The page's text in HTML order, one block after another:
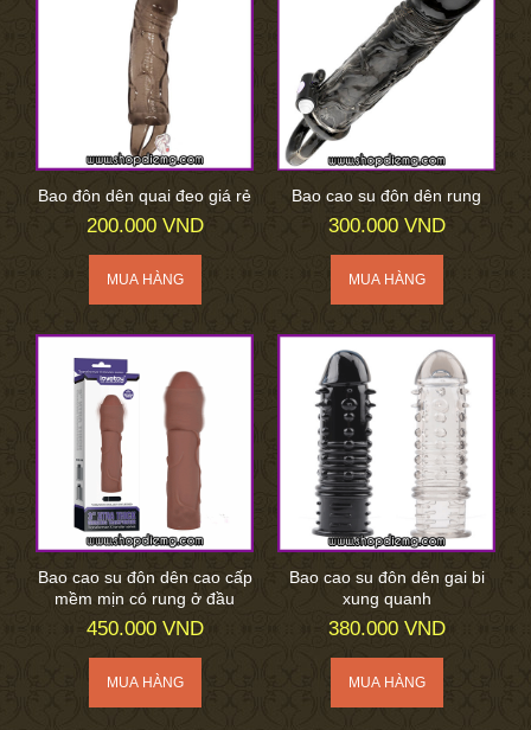
Bao đôn dên quai đeo giá rẻ
200.000 VND
Bao cao su đôn dên rung
300.000 VND
Bao cao su đôn dên cao cấp
mềm mịn có rung ở đầu
450.000 VND
Bao cao su đôn dên gai bi
xung quanh
380.000 VND